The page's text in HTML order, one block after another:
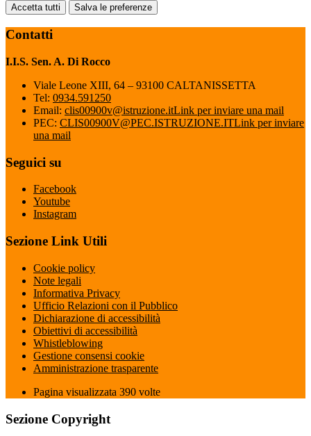
Accetta tutti Salva le preferenze
Contatti
I.I.S. Sen. A. Di Rocco
Viale Leone XIII, 64 – 93100 CALTANISSETTA
Tel: 0934.591250
Email: clis00900v@istruzione.itLink per inviare una mail
PEC: CLIS00900V@PEC.ISTRUZIONE.ITLink per inviare
una mail
Seguici su
Facebook
Youtube
Instagram
Sezione Link Utili
Cookie policy
Note legali
Informativa Privacy
Ufficio Relazioni con il Pubblico
Dichiarazione di accessibilità
Obiettivi di accessibilità
Whistleblowing
Gestione consensi cookie
Amministrazione trasparente
Pagina visualizzata 390 volte
Sezione Copyright